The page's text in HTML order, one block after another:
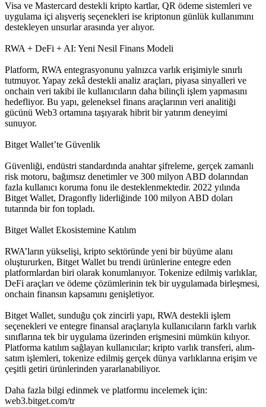
Visa ve Mastercard destekli kripto kartlar, QR ödeme sistemleri ve
uygulama içi alışveriş seçenekleri ise kriptonun günlük kullanımını
destekleyen unsurlar arasında yer alıyor.
RWA + DeFi + AI: Yeni Nesil Finans Modeli
Platform, RWA entegrasyonunu yalnızca varlık erişimiyle sınırlı
tutmuyor. Yapay zekâ destekli analiz araçları, piyasa sinyalleri ve
onchain veri takibi ile kullanıcıların daha bilinçli işlem yapmasını
hedefliyor. Bu yapı, geleneksel finans araçlarının veri analitiği
gücünü Web3 ortamına taşıyarak hibrit bir yatırım deneyimi
sunuyor.
Bitget Wallet’te Güvenlik
Güvenliği, endüstri standardında anahtar şifreleme, gerçek zamanlı
risk motoru, bağımsız denetimler ve 300 milyon ABD dolarından
fazla kullanıcı koruma fonu ile desteklenmektedir. 2022 yılında
Bitget Wallet, Dragonfly liderliğinde 100 milyon ABD doları
tutarında bir fon topladı.
Bitget Wallet Ekosistemine Katılım
RWA’ların yükselişi, kripto sektöründe yeni bir büyüme alanı
oluştururken, Bitget Wallet bu trendi ürünlerine entegre eden
platformlardan biri olarak konumlanıyor. Tokenize edilmiş varlıklar,
DeFi araçları ve ödeme çözümlerinin tek bir uygulamada birleşmesi,
onchain finansın kapsamını genişletiyor.
Bitget Wallet, sunduğu çok zincirli yapı, RWA destekli işlem
seçenekleri ve entegre finansal araçlarıyla kullanıcıların farklı varlık
sınıflarına tek bir uygulama üzerinden erişmesini mümkün kılıyor.
Platforma katılım sağlayan kullanıcılar; kripto varlık transferi, alım-
satım işlemleri, tokenize edilmiş gerçek dünya varlıklarına erişim ve
çeşitli getiri ürünlerinden yararlanabiliyor.
Daha fazla bilgi edinmek ve platformu incelemek için:
web3.bitget.com/tr